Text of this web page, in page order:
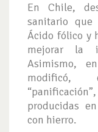
En Chile,
sanitario
Ácido fólico y
mejorar la
Asimismo,
modificó,
producidas
con hierro.